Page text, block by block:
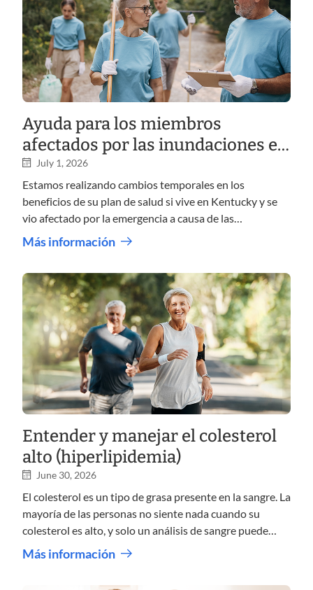
Ayuda para los miembros
afectados por las inundaciones en
Kentucky
July 1, 2026
Estamos realizando cambios temporales en los
beneficios de su plan de salud si vive en Kentucky y se
vio afectado por la emergencia a causa de las
inundaciones.
Más información
Entender y manejar el colesterol
alto (hiperlipidemia)
June 30, 2026
El colesterol es un tipo de grasa presente en la sangre. La
mayoría de las personas no siente nada cuando su
colesterol es alto, y solo un análisis de sangre puede
mostrarlo. Informarse sobre ello le ayuda a cuidar su
Más información